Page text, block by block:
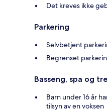
Det kreves ikke
Parkering
Selvbetjent
Begrenset
Basseng, spa og
Barn under 16 år
tilsyn av en voksen